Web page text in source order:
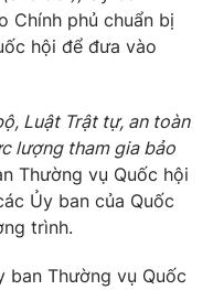
Chính phủ chuẩn bị
hội để đưa vào
Luật Trật tự, an toàn
lượng tham gia bảo
Thường vụ Quốc hội
Ủy ban của Quốc
trình.
ban Thường vụ Quốc